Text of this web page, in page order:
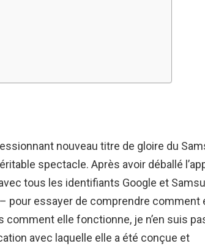
nouveau titre de gloire du
spectacle. Après avoir déballé
tous les identifiants Google et
pour essayer de comprendre comment
comment elle fonctionne, je n’en suis
avec laquelle elle a été conçue et